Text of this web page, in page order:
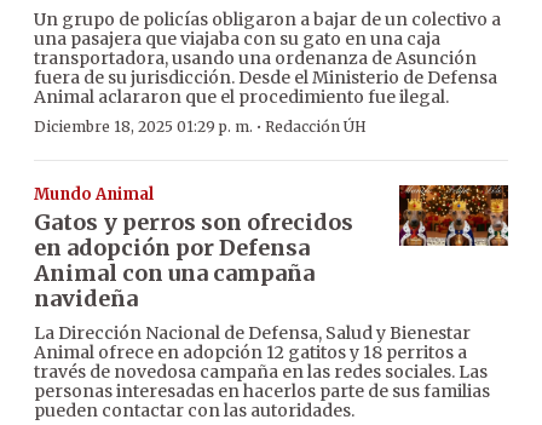
Un grupo de policías obligaron a bajar de un colectivo a
una pasajera que viajaba con su gato en una caja
transportadora, usando una ordenanza de Asunción
fuera de su jurisdicción. Desde el Ministerio de Defensa
Animal aclararon que el procedimiento fue ilegal.
Diciembre 18, 2025 01:29 p. m. · Redacción ÚH
Mundo Animal
Gatos y perros son ofrecidos
en adopción por Defensa
Animal con una campaña
navideña
La Dirección Nacional de Defensa, Salud y Bienestar
Animal ofrece en adopción 12 gatitos y 18 perritos a
través de novedosa campaña en las redes sociales. Las
personas interesadas en hacerlos parte de sus familias
pueden contactar con las autoridades.